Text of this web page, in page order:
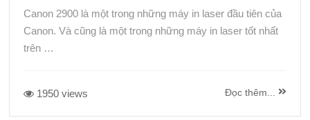
Canon 2900 là một trong những máy in laser đầu tiên của
Canon. Và cũng là một trong những máy in laser tốt nhất
trên …
1950 views Đọc thêm...